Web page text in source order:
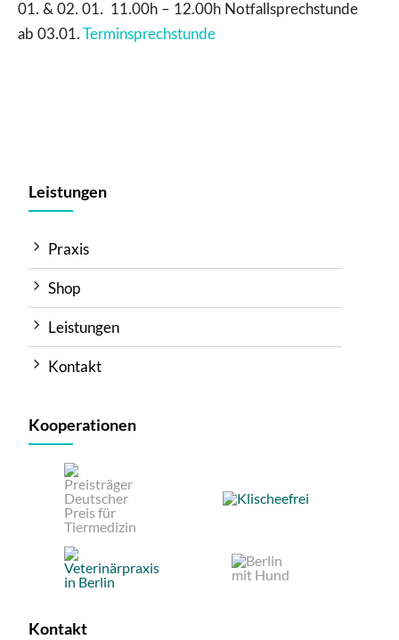
01. & 02. 01. 11.00h – 12.00h Notfallsprechstunde
ab 03.01. Terminsprechstunde
Leistungen
Praxis
Shop
Leistungen
Kontakt
Kooperationen
Kontakt